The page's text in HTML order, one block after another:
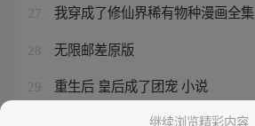
27 我穿成了修仙界稀有物种漫画全集
28 无限邮差原版
29 重生后 皇后成了团宠 小说
继续浏览精彩内容